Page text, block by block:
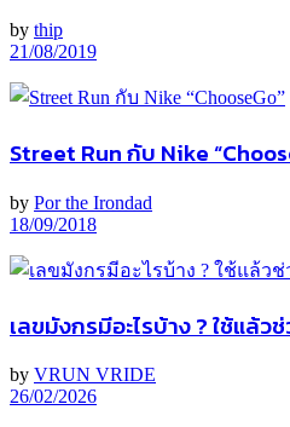
by thip
21/08/2019
Street Run กับ Nike
by Por the Irondad
18/09/2018
เลขมังกรมีอะไรบ้าง ? ใช้แล้
by VRUN VRIDE
26/02/2026